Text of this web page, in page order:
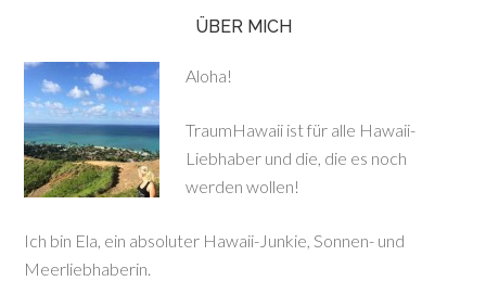
ÜBER MICH
Aloha!
TraumHawaii ist für alle Hawaii-
Liebhaber und die, die es noch
werden wollen!
Ich bin Ela, ein absoluter Hawaii-Junkie, Sonnen- und
Meerliebhaberin.